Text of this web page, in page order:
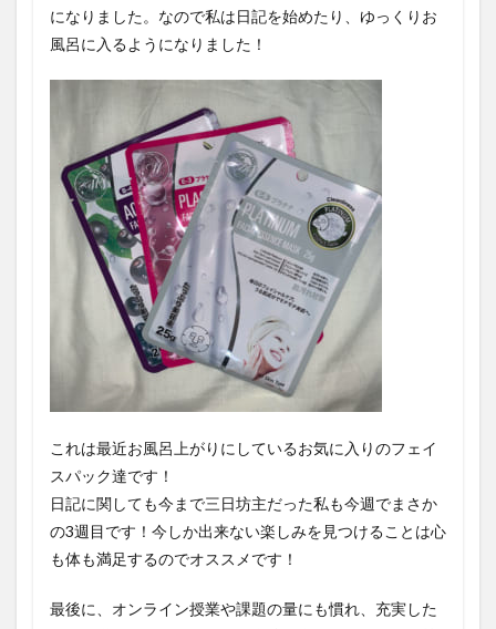
になりました。なので私は日記を始めたり、ゆっくりお
風呂に入るようになりました！
これは最近お風呂上がりにしているお気に入りのフェイ
スパック達です！
日記に関しても今まで三日坊主だった私も今週でまさか
の3週目です！今しか出来ない楽しみを見つけることは心
も体も満足するのでオススメです！
最後に、オンライン授業や課題の量にも慣れ、充実した